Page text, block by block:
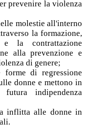
prevenire la violenza
molestie all'interno
la formazione,
e la contrattazione
alla prevenzione e
di genere;
forme di regressione
donne e mettono in
indipendenza
inflitta alle donne in